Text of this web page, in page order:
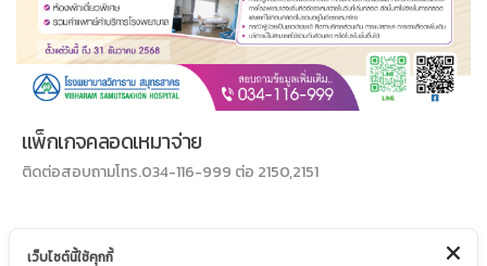
แพ็กเกจคลอดเหมาจ่าย
ติดต่อสอบถามโทร.034-116-999 ต่อ 2150,2151
เว็บไซต์นี้ใช้คุกกี้